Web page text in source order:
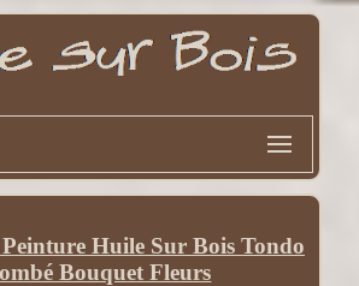
Huile Sur Bois Tondo
Bouquet Fleurs